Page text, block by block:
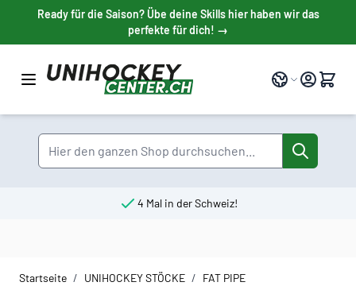
Direkt zum Inhalt
Ready für die Saison? Übe deine Skills hier haben wir das
perfekte für dich! →
Sprache
Suche
4 Mal in der Schweiz!
Startseite / UNIHOCKEY STÖCKE / FAT PIPE